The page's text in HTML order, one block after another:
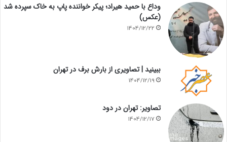
وداع با حمید هیراد؛ پیکر خواننده پاپ به خاک سپرده شد
(عکس)
1404/12/22
ببینید | تصاویری از بارش برف در تهران
1404/12/19
تصاویر: تهران در دود
1404/12/17